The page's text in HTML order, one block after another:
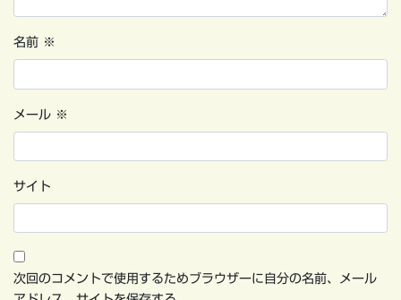
名前 ※
メール ※
サイト
次回のコメントで使用するためブラウザーに自分の名前、メール